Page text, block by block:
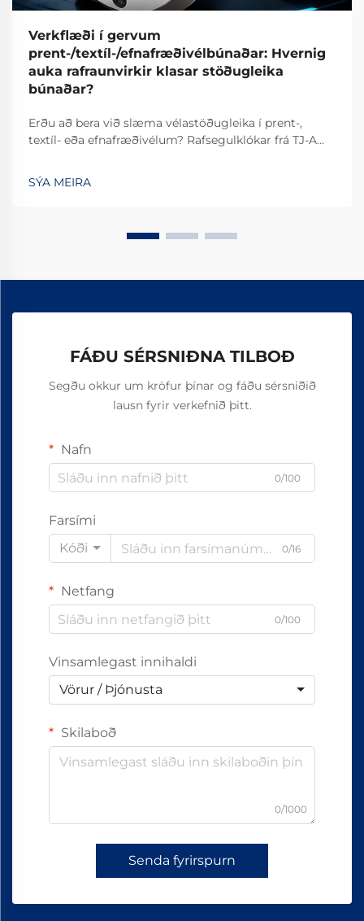
Verkflæði í gervum
prent-/textíl-/efnafræðivélbúnaðar: Hvernig
auka rafraunvirkir klasar stöðugleika
búnaðar?
Erðu að bera við slæma vélastöðugleika í prent-,
textíl- eða efnafræðivélum? Rafsegulklókar frá TJ-A
öruggleika án asbests. Kynntu þér hvernig vinsælustu
alþjóðlegu framleiðendur ná 99,8% áreiðanleika –
SÝA MEIRA
FÁÐU SÉRSNIÐNA TILBOÐ
Segðu okkur um kröfur þínar og fáðu sérsniðið
lausn fyrir verkefnið þitt.
Nafn
0/100
Farsími
Kóði
0/16
Netfang
0/100
Vinsamlegast innihaldi
Vörur / Þjónusta
Skilaboð
0/1000
Senda fyrirspurn